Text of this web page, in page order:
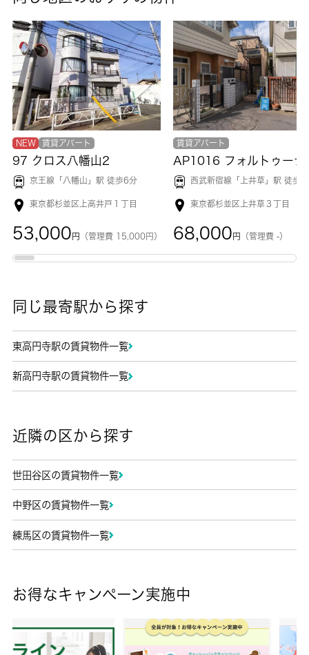
NEW 賃貸アパート
97 クロス八幡山2
京王線「 八幡山 」駅 徒歩6分
東京都杉並区上高井戸１丁目
53,000 円 （管理費 15,000円）
賃貸アパート
西武新宿線「 上井草 」駅 徒歩
東京都杉並区上井草３丁目
68,000 円 （管理費 -）
同じ最寄駅から探す
東高円寺駅の賃貸物件一覧
新高円寺駅の賃貸物件一覧
近隣の区から探す
世田谷区の賃貸物件一覧
中野区の賃貸物件一覧
練馬区の賃貸物件一覧
お得なキャンペーン実施中